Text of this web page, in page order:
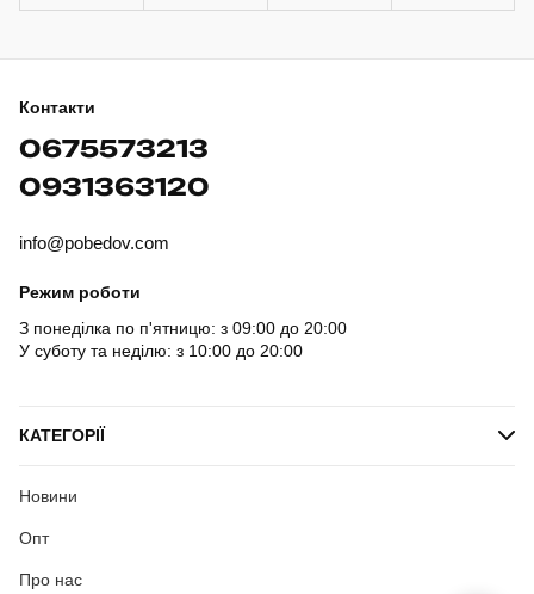
Контакти
0675573213
0931363120
info@pobedov.com
Режим роботи
З понеділка по п'ятницю: з 09:00 до 20:00
У суботу та неділю: з 10:00 до 20:00
КАТЕГОРІЇ
Новини
Опт
Про нас